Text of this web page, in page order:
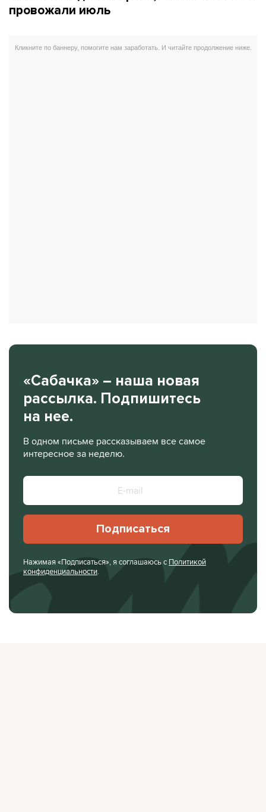
провожали июль
«Сабачка» – наша новая
рассылка. Подпишитесь
на нее.
В одном письме рассказываем все самое
интересное за неделю.
Подписаться
Нажимая «Подписаться», я соглашаюсь с Политикой
конфиденциальности.